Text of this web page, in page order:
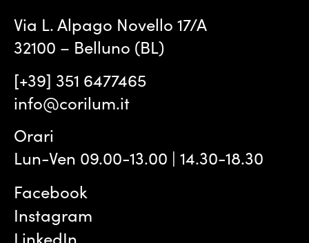
Via L. Alpago Novello 17/A
32100 – Belluno (BL)
[+39] 351 6477465
info@corilum.it
Orari
Lun-Ven 09.00-13.00 | 14.30-18.30
Facebook
Instagram
LinkedIn